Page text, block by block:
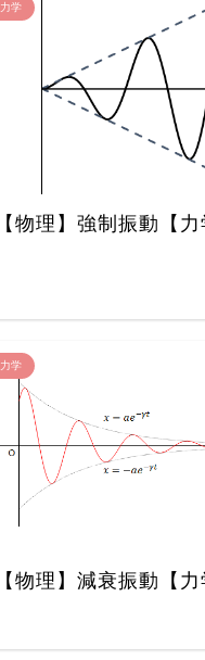
力学
【物理】強制振動【力
力学
【物理】減衰振動【力